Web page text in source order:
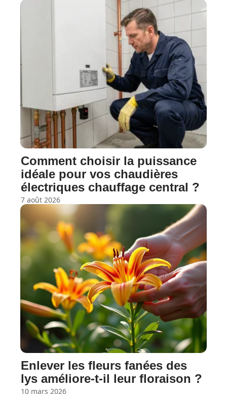
Comment choisir la puissance
idéale pour vos chaudières
électriques chauffage central ?
7 août 2026
Enlever les fleurs fanées des
lys améliore-t-il leur floraison ?
10 mars 2026